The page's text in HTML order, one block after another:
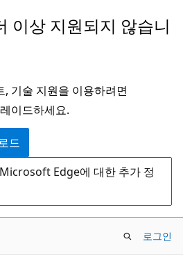
이상 지원되지 않습니
기술 지원을 이용하려면
이드하세요.
드
Edge에 대한 추가 정
로그인